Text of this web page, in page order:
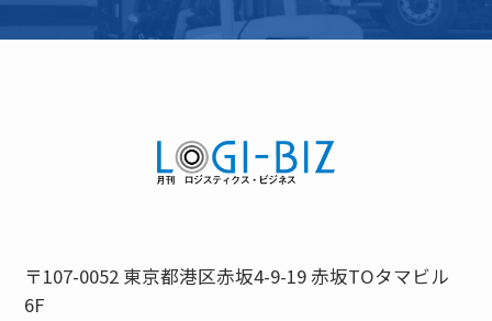
〒107-0052 東京都港区赤坂4-9-19 赤坂TOタマビル
6F